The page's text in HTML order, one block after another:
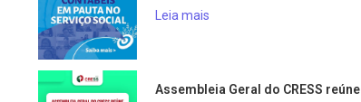
Leia mais
Assembleia Geral do CRESS reúne